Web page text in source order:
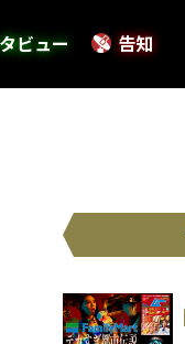
ビュー 告知